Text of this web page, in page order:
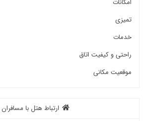
امکانات
تمیزی
خدمات
راحتی و کیفیت اتاق
موقعیت مکانی
ارتباط هتل با مسافران